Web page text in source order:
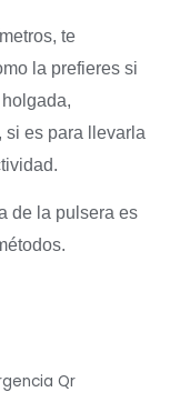
te
la prefieres si
si es para llevarla
de la pulsera es